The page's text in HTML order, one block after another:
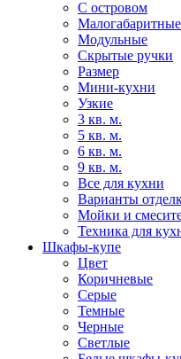
С островом
Малогабаритные
Модульные
Скрытые ручки
Размер
Мини-кухни
Узкие
3 кв. м.
5 кв. м.
6 кв. м.
9 кв. м.
Все для кухни
Варианты
Мойки и
Техника для
Шкафы-купе
Цвет
Коричневые
Серые
Темные
Черные
Светлые